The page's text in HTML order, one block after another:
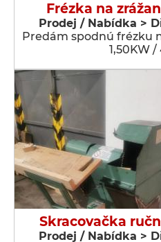
Frézka na
Prodej / Nabídka >
Predám spodnú frézku
1,50KW
Skracovačka
Prodej / Nabídka >